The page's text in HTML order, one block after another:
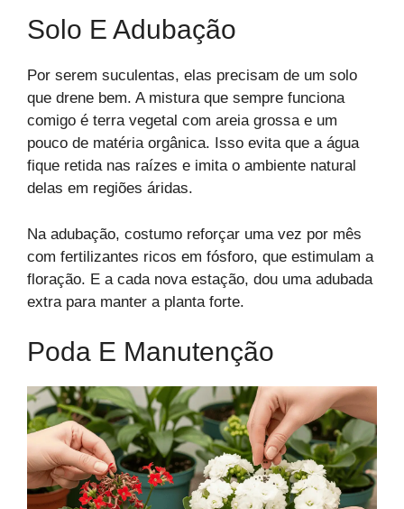
Solo E Adubação
Por serem suculentas, elas precisam de um solo
que drene bem. A mistura que sempre funciona
comigo é terra vegetal com areia grossa e um
pouco de matéria orgânica. Isso evita que a água
fique retida nas raízes e imita o ambiente natural
delas em regiões áridas.
Na adubação, costumo reforçar uma vez por mês
com fertilizantes ricos em fósforo, que estimulam a
floração. E a cada nova estação, dou uma adubada
extra para manter a planta forte.
Poda E Manutenção